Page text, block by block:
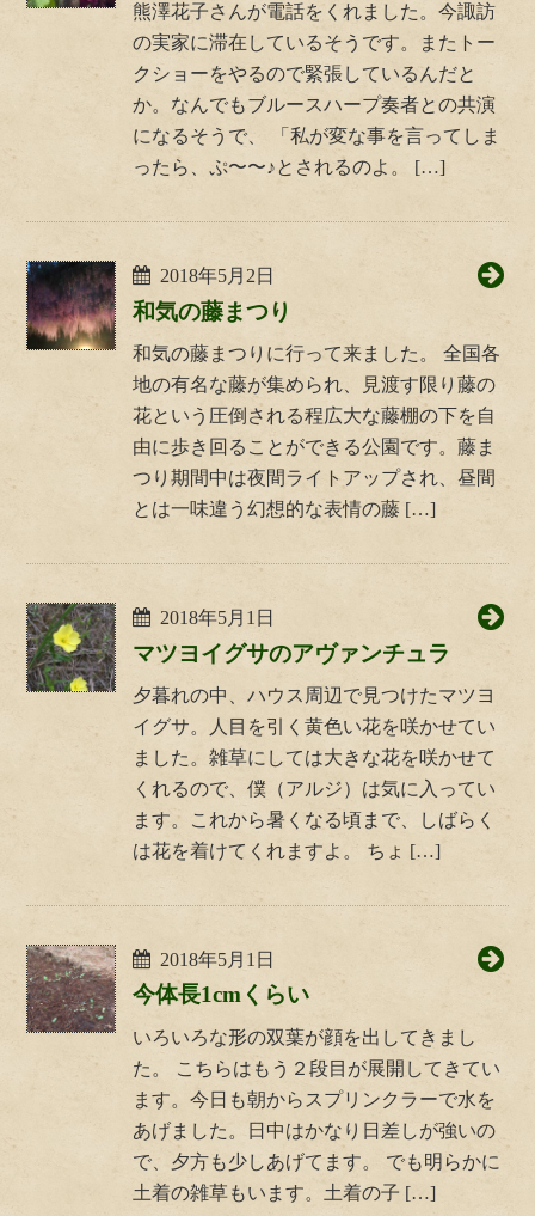
熊澤花子さんが電話をくれました。今諏訪
の実家に滞在しているそうです。またトー
クショーをやるので緊張しているんだと
か。なんでもブルースハープ奏者との共演
になるそうで、 「私が変な事を言ってしま
ったら、ぷ〜〜♪とされるのよ。 […]
2018年5月2日
和気の藤まつり
和気の藤まつりに行って来ました。 全国各
地の有名な藤が集められ、見渡す限り藤の
花という圧倒される程広大な藤棚の下を自
由に歩き回ることができる公園です。藤ま
つり期間中は夜間ライトアップされ、昼間
とは一味違う幻想的な表情の藤 […]
2018年5月1日
マツヨイグサのアヴァンチュラ
夕暮れの中、ハウス周辺で見つけたマツヨ
イグサ。人目を引く黄色い花を咲かせてい
ました。雑草にしては大きな花を咲かせて
くれるので、僕（アルジ）は気に入ってい
ます。これから暑くなる頃まで、しばらく
は花を着けてくれますよ。 ちょ […]
2018年5月1日
今体長1cmくらい
いろいろな形の双葉が顔を出してきまし
た。 こちらはもう２段目が展開してきてい
ます。今日も朝からスプリンクラーで水を
あげました。日中はかなり日差しが強いの
で、夕方も少しあげてます。 でも明らかに
土着の雑草もいます。土着の子 […]